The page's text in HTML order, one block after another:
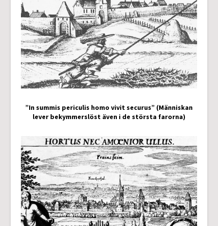
”In summis periculis homo vivit securus” (Människan
lever bekymmerslöst även i de största farorna)